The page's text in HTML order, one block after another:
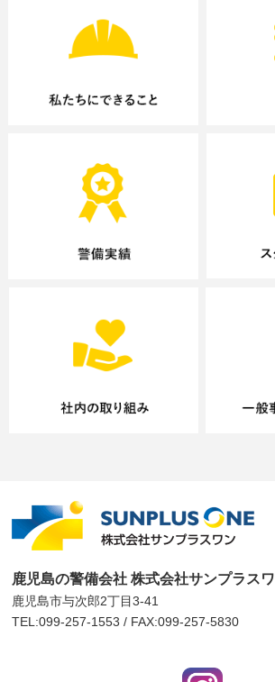
鹿児島の警備会社 株式会社サンプラス
鹿児島市与次郎2丁目3-41
TEL:099-257-1553 / FAX:099-257-5830